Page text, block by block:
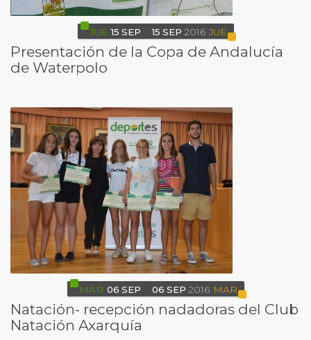
JUE 15 SEP 15 SEP 2016 JUE
Presentación de la Copa de Andalucía
de Waterpolo
MAR 06 SEP 06 SEP 2016 MAR
Natación- recepción nadadoras del Club
Natación Axarquía